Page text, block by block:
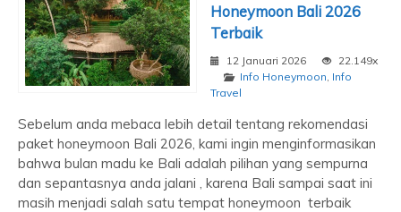
Honeymoon Bali 2026
Terbaik
12 Januari 2026
22.149x
Info Honeymoon Info
Travel
Sebelum anda mebaca lebih detail tentang rekomendasi
paket honeymoon Bali 2026, kami ingin menginformasikan
bahwa bulan madu ke Bali adalah pilihan yang sempurna
dan sepantasnya anda jalani , karena Bali sampai saat ini
masih menjadi salah satu tempat honeymoon terbaik